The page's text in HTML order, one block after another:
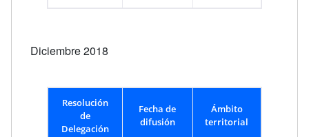
Diciembre 2018
Resolución
de
Delegación
Fecha de
difusión
Ámbito
territorial